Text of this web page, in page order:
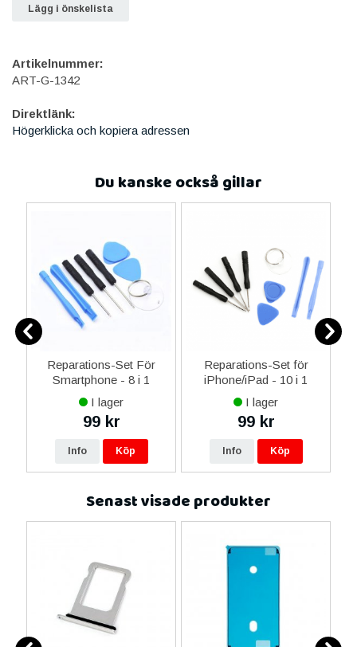
Lägg i önskelista
Artikelnummer:
ART-G-1342
Direktlänk:
Högerklicka och kopiera adressen
Du kanske också gillar
Reparations-Set För
Smartphone - 8 i 1
I lager
99 kr
Info Köp
Reparations-Set för
iPhone/iPad - 10 i 1
I lager
99 kr
Info Köp
Senast visade produkter